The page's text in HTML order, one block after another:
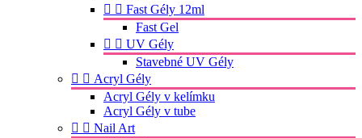
  Fast Gély 12ml
Fast Gel
  UV Gély
Stavebné UV Gély
  Acryl Gély
Acryl Gély v kelímku
Acryl Gély v tube
  Nail Art